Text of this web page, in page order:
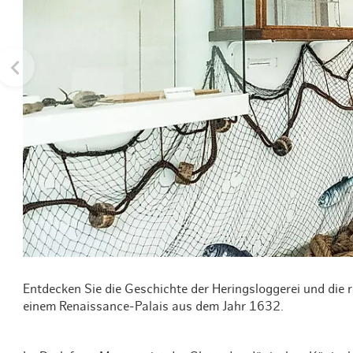
Routen &
Historisches
Grüne
Erlebnis,
Entdecken Sie die Geschichte der Heringsloggerei und
einem Renaissance-Palais aus dem Jahr 1632.